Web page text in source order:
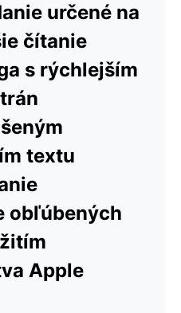
určené na
čítanie
s rýchlejším
textu
obľúbených
Apple